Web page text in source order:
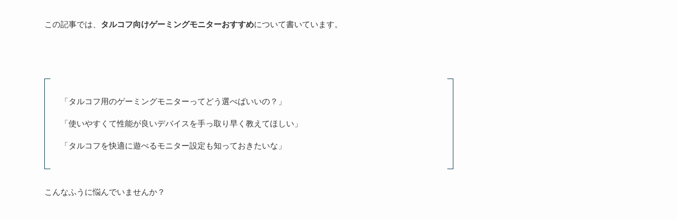
この記事では、 タルコフ向けゲーミングモニターおすすめについて書いています。
「タルコフ用のゲーミングモニターってどう選べばいいの？」
「使いやすくて性能が良いデバイスを手っ取り早く教えてほしい」
「タルコフを快適に遊べるモニター設定も知っておきたいな」
こんなふうに悩んでいませんか？